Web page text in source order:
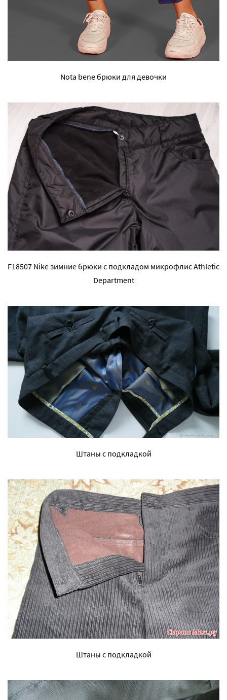
Nota bene брюки для девочки
F18507 Nike зимние брюки с подкладом микрофлис Athletic
Department
Штаны с подкладкой
Штаны с подкладкой